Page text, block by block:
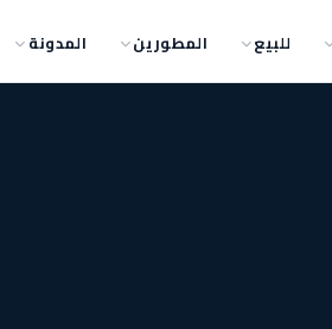
للبيع المطورين المدونة